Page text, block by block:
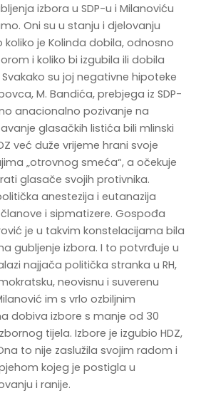
izbora u SDP-u i Milanoviću
Oni su u stanju i djelovanju
koliko je Kolinda dobila, odnosno
i koliko bi izgubila ili dobila
su joj negativne hipoteke
M. Bandića, prebjega iz SDP-
anacionalno pozivanje na
glasačkih listića bili mlinski
već duže vrijeme hrani svoje
„otrovnog smeća“, a očekuje
glasače svojih protivnika.
anestezija i eutanazija
i sipmatizere. Gospođa
je u takvim konstelacijama bila
gubljenje izbora. I to potvrđuje u
najjača politička stranka u RH,
neovisnu i suverenu
im s vrlo ozbiljnim
dobiva izbore s manje od 30
tijela. Izbore je izgubio HDZ,
to nije zaslužila svojim radom i
kojeg je postigla u
i ranije.